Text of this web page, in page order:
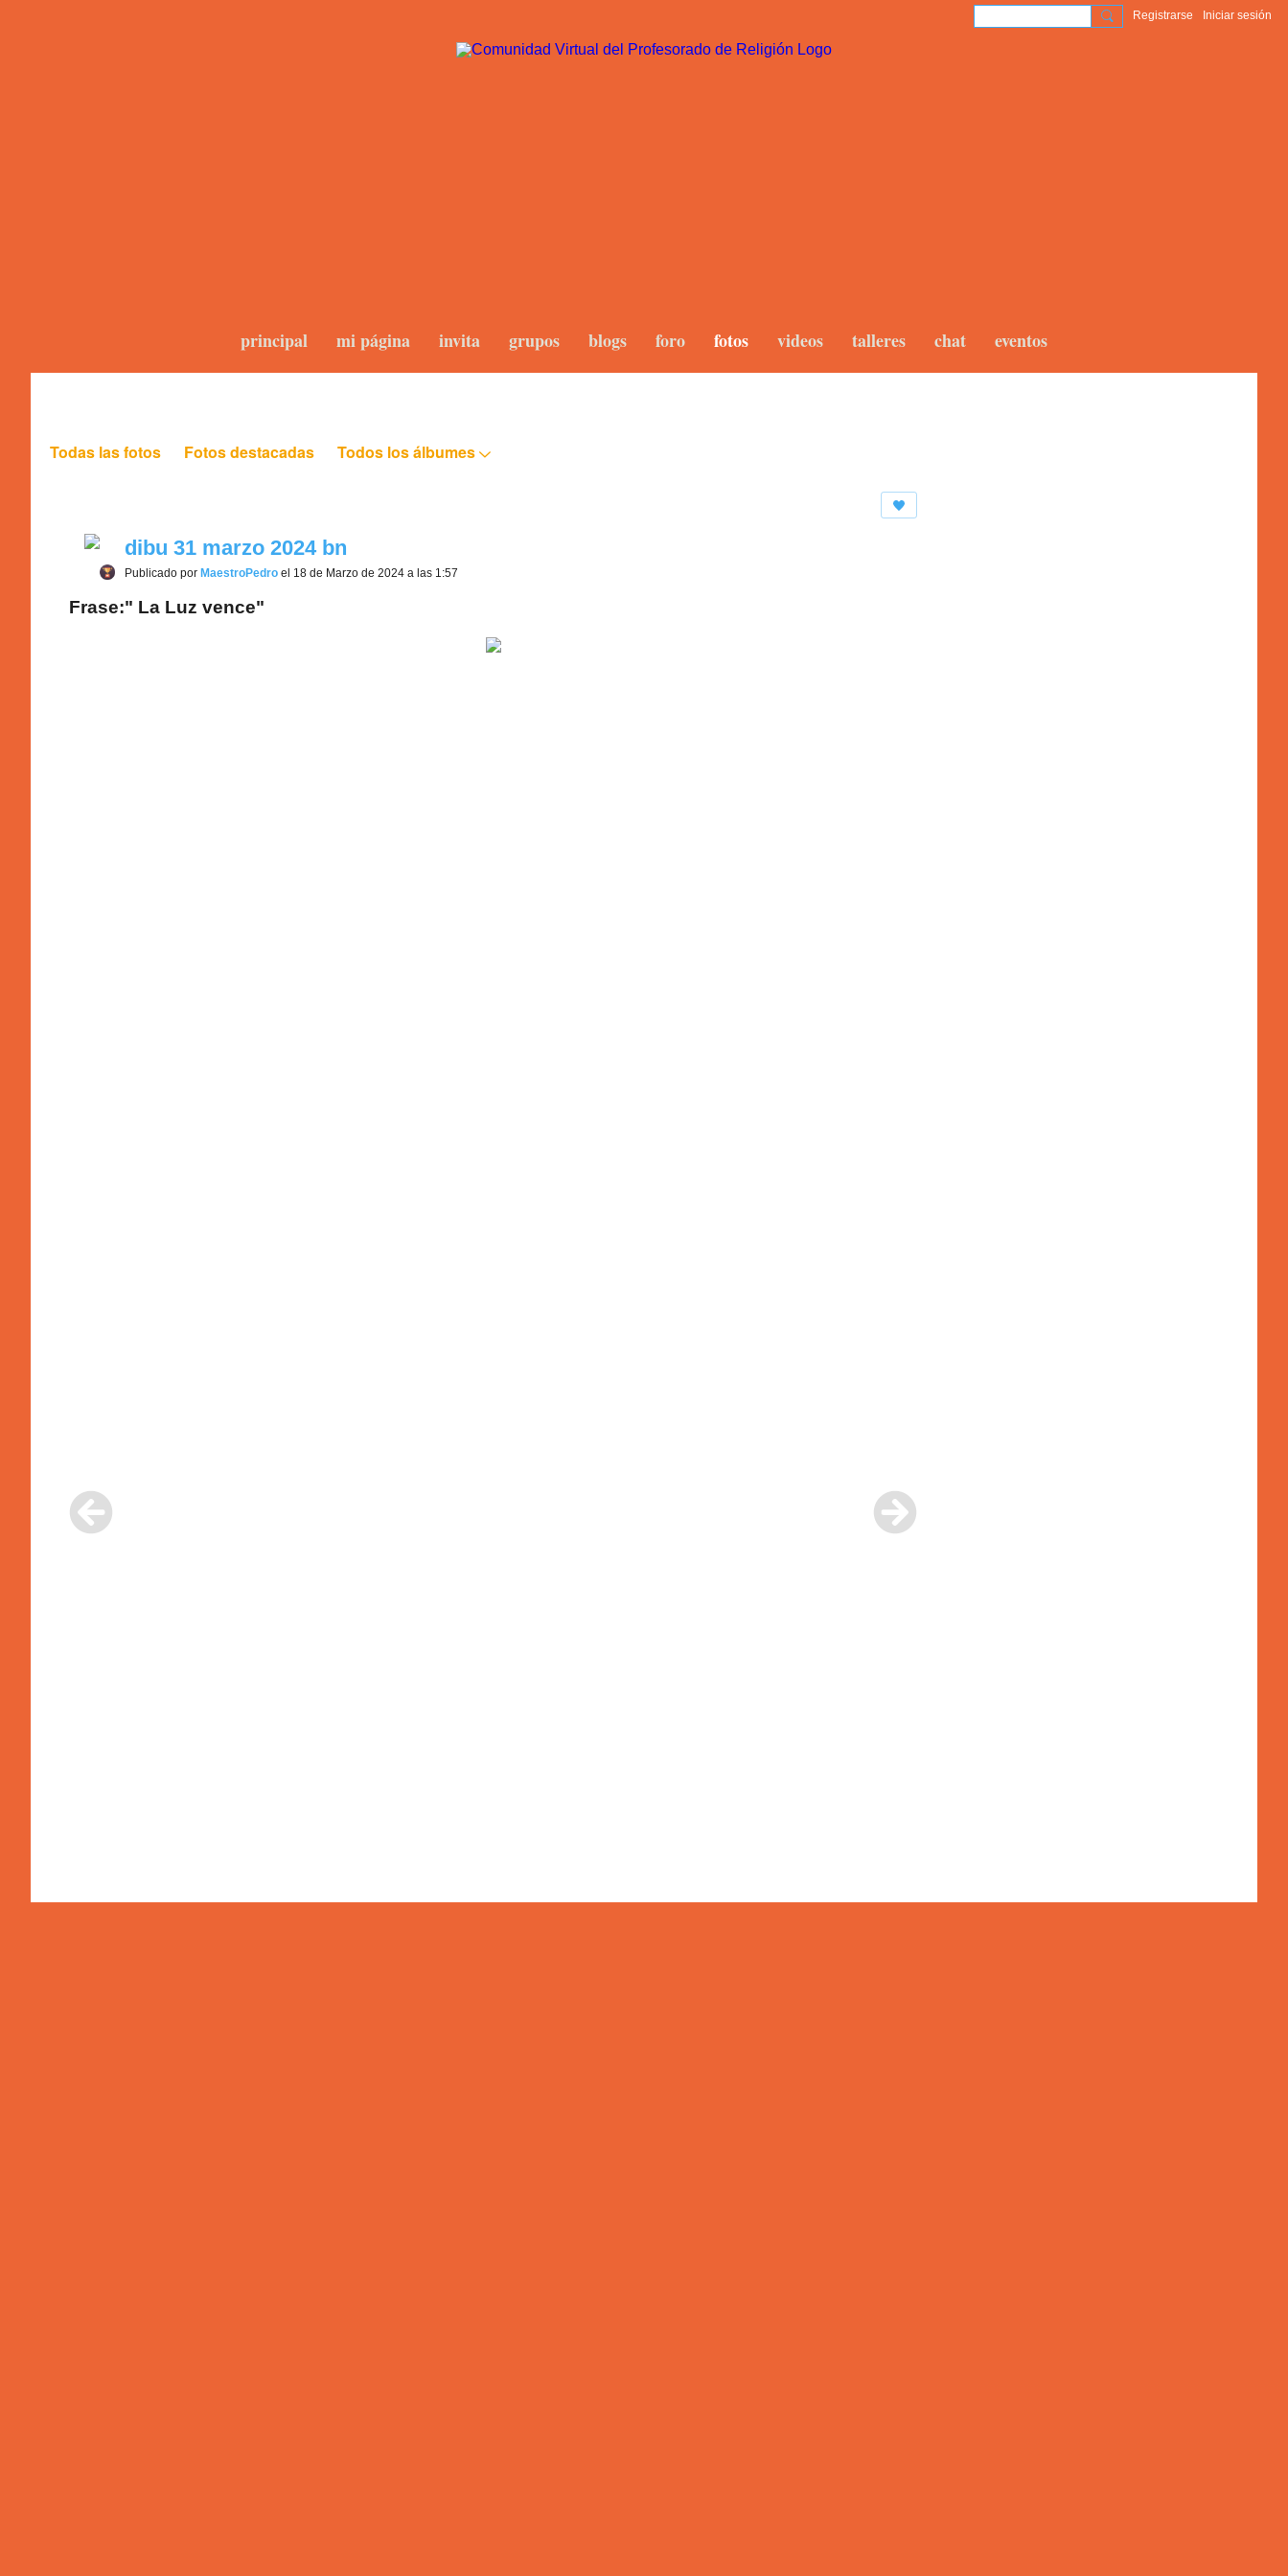
Registrarse Iniciar sesión
principal mi página invita grupos blogs foro fotos videos talleres chat eventos
Todas las fotos Fotos destacadas Todos los álbumes
dibu 31 marzo 2024 bn
Publicado por MaestroPedro el 18 de Marzo de 2024 a las 1:57
Frase:" La Luz vence"